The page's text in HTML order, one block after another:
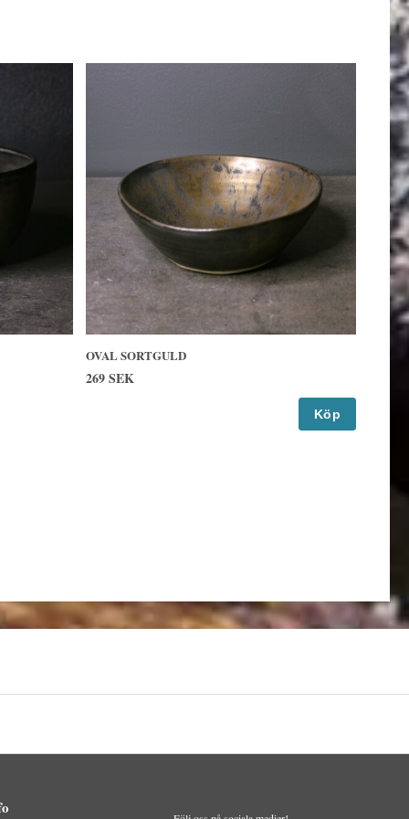
OVAL SORTGULD
269 SEK
Köp